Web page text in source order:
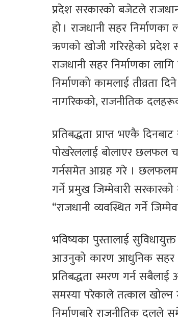
प्रदेश सरकारको बजेटले
हो । राजधानी सहर
ऋणको खोजी गरिरहेको प्रदेश
राजधानी सहर निर्माणका
निर्माणको कामलाई तीव्रता
नागरिकको, राजनीतिक
प्रतिबद्धता प्राप्त भएकै
पोखरेललाई बोलाएर छलफल
गर्नसमेत आग्रह गरे । छलफलमा
गर्ने प्रमुख जिम्मेवारी
“राजधानी व्यवस्थित गर्ने
भविष्यका पुस्तालाई
आउनुको कारण आधुनिक सहर
प्रतिबद्धता स्मरण गर्न
समस्या परेकाले तत्काल खोल्न
निर्माणबारे राजनीतिक दलले